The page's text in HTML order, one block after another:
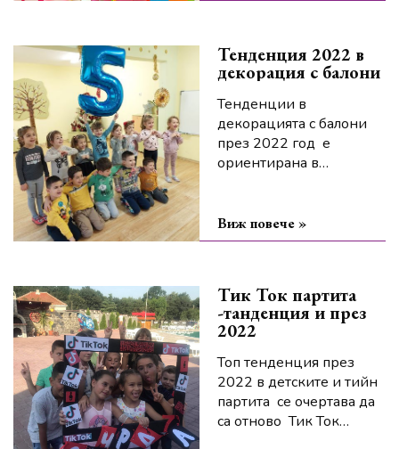
Тенденция 2022 в
декорация с балони
Тенденции в
декорацията с балони
през 2022 год е
ориентирана в
определена форма, цвят
и пълнеж.
Виж повече »
Тик Ток партита
-танденция и през
2022
Топ тенденция през
2022 в детските и тийн
партита се очертава да
са отново Тик Ток